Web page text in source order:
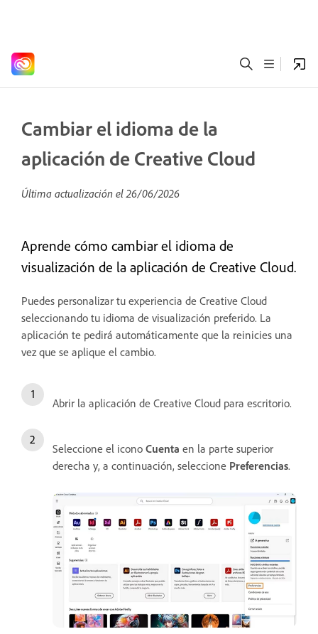
Cambiar el idioma de la
aplicación de Creative Cloud
Última actualización el26/06/2026
Aprende cómo cambiar el idioma de
visualización de la aplicación de Creative Cloud.
Puedes personalizar tu experiencia de Creative Cloud
seleccionando tu idioma de visualización preferido. La
aplicación te pedirá automáticamente que la reinicies una
vez que se aplique el cambio.
Abrir la aplicación de Creative Cloud para escritorio.
Seleccione el icono Cuenta en la parte superior
derecha y, a continuación, seleccione Preferencias.